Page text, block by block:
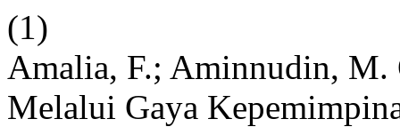
(1)
Amalia, F.; Aminnudin,
Melalui Gaya